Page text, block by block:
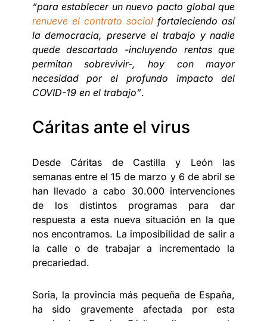
“para establecer un nuevo pacto global que
renueve el contrato social fortaleciendo así
la democracia, preserve el trabajo y nadie
quede descartado -incluyendo rentas que
permitan sobrevivir-, hoy con mayor
necesidad por el profundo impacto del
COVID-19 en el trabajo”.
Cáritas ante el virus
Desde Cáritas de Castilla y León las
semanas entre el 15 de marzo y 6 de abril se
han llevado a cabo 30.000 intervenciones
de los distintos programas para dar
respuesta a esta nueva situación en la que
nos encontramos. La imposibilidad de salir a
la calle o de trabajar a incrementado la
precariedad.
Soria, la provincia más pequeña de España,
ha sido gravemente afectada por esta